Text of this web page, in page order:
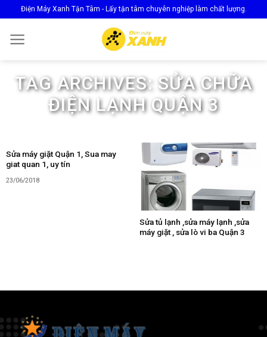
to
content
Điện Máy Xanh Tận Tâm - Lấy tận tâm chuyên nghiệp làm chất lượng.
TAG ARCHIVES: SỬA CHỮA
ĐIỆN LẠNH QUẬN 3
Sửa máy giặt Quận 1, Sua may
giat quan 1, uy tín
23/06/2018
Sửa tủ lạnh ,sửa máy lạnh ,sửa
máy giặt , sửa lò vi ba Quận 3